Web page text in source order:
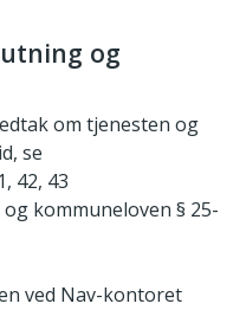
og
om tjenesten og
se
42, 43
kommuneloven § 25-
ved Nav-kontoret